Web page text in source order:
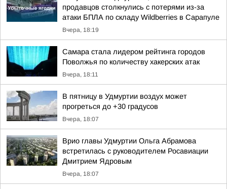
продавцов столкнулись с потерями из-за
атаки БПЛА по складу Wildberries в Сарапуле
Вчера, 18:19
Самара стала лидером рейтинга городов
Поволжья по количеству хакерских атак
Вчера, 18:11
В пятницу в Удмуртии воздух может
прогреться до +30 градусов
Вчера, 18:07
Врио главы Удмуртии Ольга Абрамова
встретилась с руководителем Росавиации
Дмитрием Ядровым
Вчера, 18:07